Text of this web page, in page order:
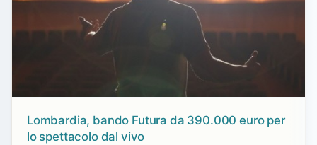
Lombardia, bando Futura da 390.000 euro per
lo spettacolo dal vivo